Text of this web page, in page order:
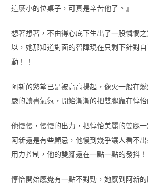
這麼小的位桌子，可真是辛苦他了。』
想著想著，不由得心底下生出了一股憐憫
以，她那知道對面的智障現在只剩下針對
動！！
阿新的慾望已是被高高揚起，像火一般在
嚴的讀書氣氛，開始漸漸的把雙腿靠在惇怡
他慢慢，慢慢的出力，把惇怡美麗的雙腿
阿新還是有些顧忌，他慢到幾乎讓人看不
用力控制，他的雙腳還在一點一點的發抖！
惇怡開始感覺有一點不對勁，她感到阿新